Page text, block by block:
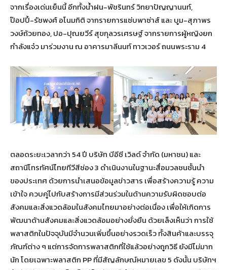
จากเรื่องเด่นเย็นนี้ อีกทั้งน้ำฝน-พัชรินทร์ วิทยาปัญญานนท์,
ป๊อปปี้-รัชพงศ์ อโนมกิติ จากรายการแซ่บพาซ่าส์ และ บูม-สุภาพร
วงษ์ถ้วยทอง, ปอ-ปุณยวีร์ สุขกุลวรเศรษฐ์ จากรายการผู้หญิงยก
กำลังแจ๋ว มาร่วมงาน ณ อาคารมาลีนนท์ ทาวเวอร์ ถนนพระราม 4
ตลอดระยะเวลากว่า 54 ปี บริษัท บีอีซี เวิลด์ จำกัด (มหาชน) และ
สถานีโทรทัศน์ไทยทีวีสีช่อง 3 ดำเนินงานในฐานะสื่อมวลชนชั้นนำ
ของประเทศ ด้วยการนำเสนอข้อมูลข่าวสาร เพื่อสร้างความรู้ ความ
เข้าใจ ควบคู่ไปกับสร้างการมีส่วนร่วมในด้านความรับผิดชอบต่อ
สังคมและสิ่งแวดล้อมในสังคมไทยมาอย่างต่อเนื่อง เพื่อให้เกิดการ
พัฒนาด้านสังคมและสิ่งแวดล้อมอย่างยั่งยืน ด้วยเล็งเห็นว่า การใช้
พลาสติกในปัจจุบันมีจำนวนเพิ่มขึ้นอย่างรวดเร็ว ทั้งสินค้าและบรรจุ
ภัณฑ์ต่าง ๆ แต่การจัดการพลาสติกที่ใช้แล้วอย่างถูกวิธี ยังมีไม่มาก
นัก โดยเฉพาะพลาสติก PP ที่มีสัญลักษณ์หมายเลข 5 ดังนั้น บริษัทฯ